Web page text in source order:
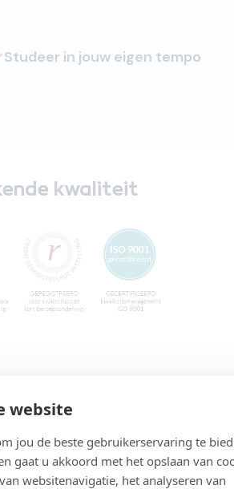
website
jou de beste gebruikerservaring te
gaat u akkoord met het opslaan van
websitenavigatie, het analyseren van
Studeer in jouw eigen tempo
kwaliteit